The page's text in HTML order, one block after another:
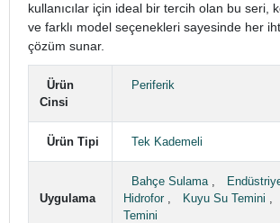
kullanıcılar için ideal bir tercih olan bu seri,
ve farklı model seçenekleri sayesinde her
çözüm sunar.
Ürün
Cinsi
Periferik
Ürün Tipi Tek Kademeli
Uygulama
Bahçe Sulama,
Hidrofor, Kuyu Su Temini ,
Temini